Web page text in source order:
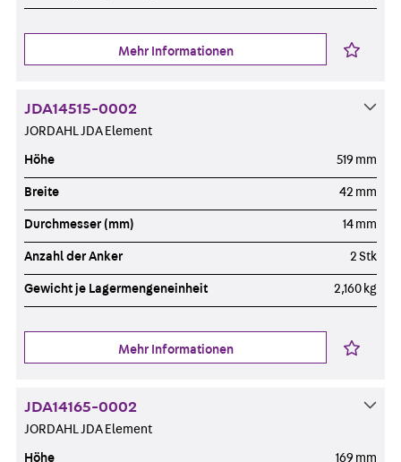
Mehr Informationen
JDA14515-0002
JORDAHL JDA Element
Höhe 519 mm
Breite 42 mm
Durchmesser (mm) 14 mm
Anzahl der Anker 2 Stk
Gewicht je Lagermengeneinheit 2,160 kg
Mehr Informationen
JDA14165-0002
JORDAHL JDA Element
Höhe 169 mm